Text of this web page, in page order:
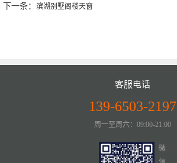
下一条： 滨湖别墅阁楼天窗
客服电话
139-6503-2197
周一至周六：09:00-21:00
微